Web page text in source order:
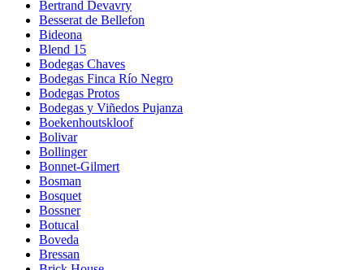
Bertrand Devavry
Besserat de Bellefon
Bideona
Blend 15
Bodegas Chaves
Bodegas Finca Río Negro
Bodegas Protos
Bodegas y Viñedos Pujanza
Boekenhoutskloof
Bolivar
Bollinger
Bonnet-Gilmert
Bosman
Bosquet
Bossner
Botucal
Boveda
Bressan